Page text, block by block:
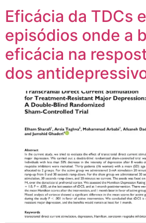
Eficácia da TDCs
episódios onde a
eficácia na
dos